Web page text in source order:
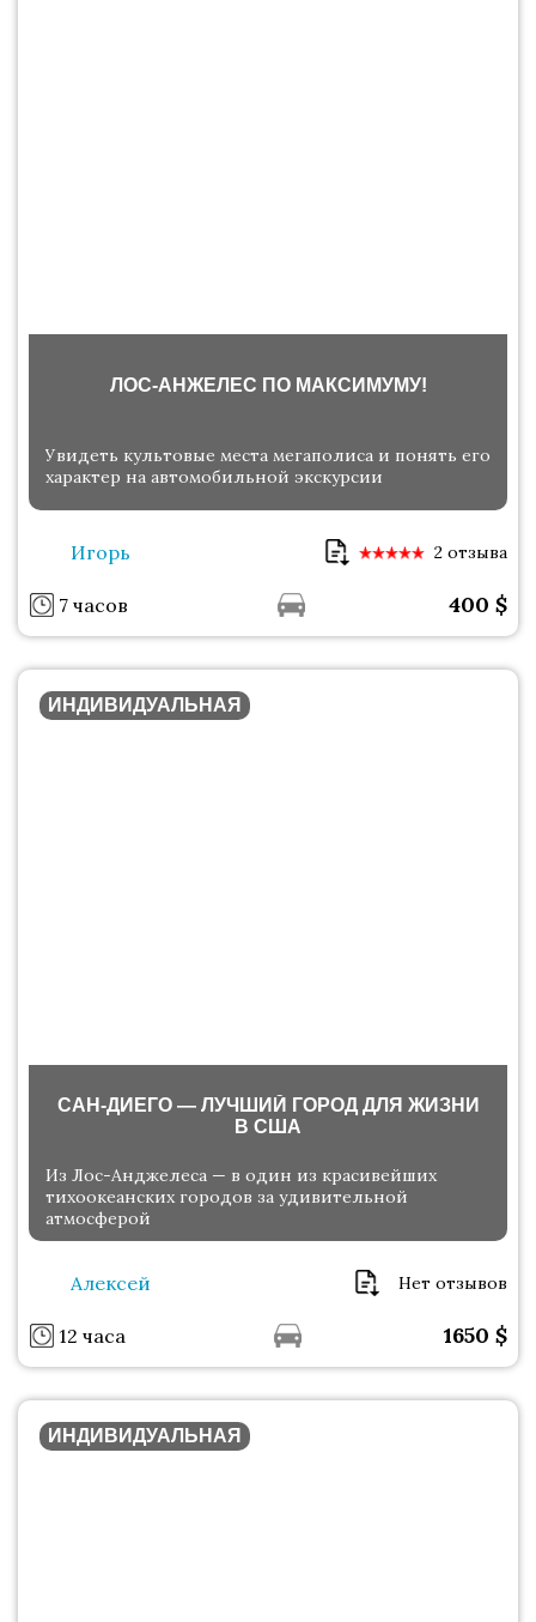
ЛОС-АНЖЕЛЕС ПО МАКСИМУМУ!
Увидеть культовые места мегаполиса и понять его
характер на автомобильной экскурсии
Игорь 2 отзыва
7 часов 400 $
ИНДИВИДУАЛЬНАЯ
САН-ДИЕГО — ЛУЧШИЙ ГОРОД ДЛЯ ЖИЗНИ
В США
Из Лос-Анджелеса — в один из красивейших
тихоокеанских городов за удивительной
атмосферой
Алексей Нет отзывов
12 часа 1650 $
ИНДИВИДУАЛЬНАЯ